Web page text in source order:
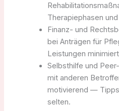
Therapiephasen
Finanz- und
bei Anträgen für
Leistungen
Selbsthilfe und
mit anderen
motivierend —
selten.